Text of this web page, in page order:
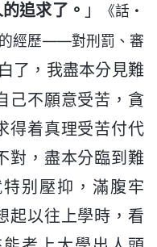
追求了。 」
《話・
經歷——對刑罰、審
了，我盡本分見難
己不願意受苦，貪
得着真理受苦付代
對，盡本分臨到難
别壓抑，滿腹牢
起以往上學時，看